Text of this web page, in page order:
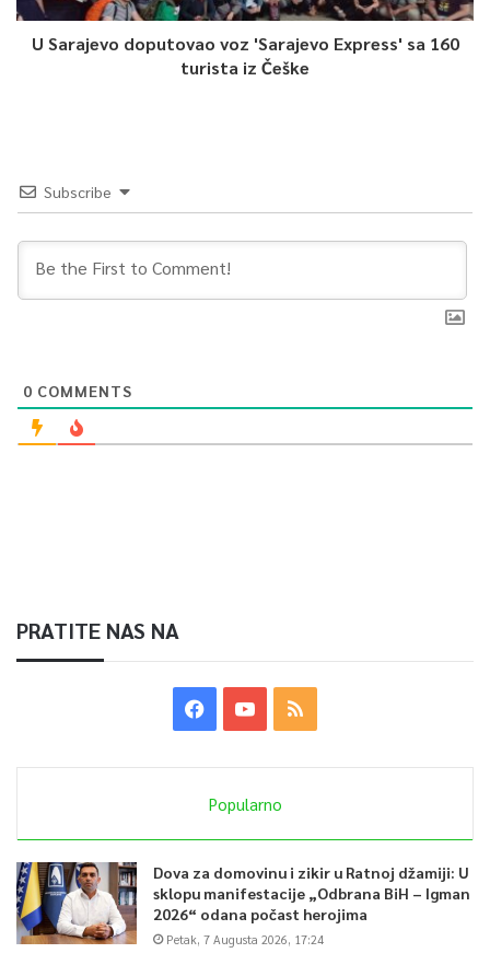
U Sarajevo doputovao voz 'Sarajevo Express' sa 160
turista iz Češke
Subscribe
0 COMMENTS
PRATITE NAS NA
Popularno
Dova za domovinu i zikir u Ratnoj džamiji: U
sklopu manifestacije „Odbrana BiH – Igman
2026“ odana počast herojima
Petak, 7 Augusta 2026, 17:24